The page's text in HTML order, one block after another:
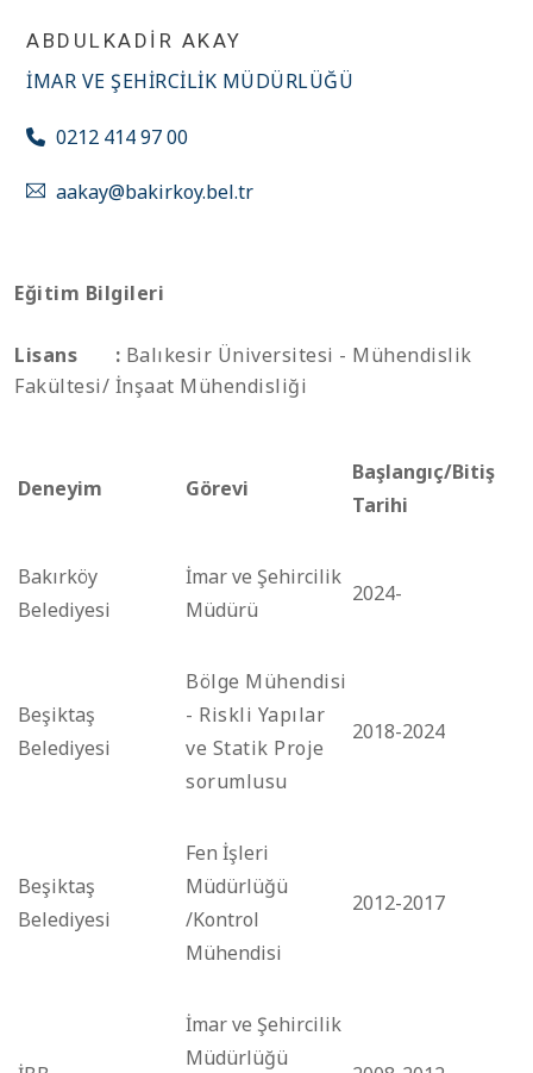
ABDULKADIR AKAY
İMAR VE ŞEHIRCILIK MÜDÜRLÜĞÜ
0212 414 97 00
aakay@bakirkoy.bel.tr
Eğitim Bilgileri
Lisans : Balıkesir Üniversitesi - Mühendislik
Fakültesi/ İnşaat Mühendisliği
Deneyim Görevi
Başlangıç/Bitiş
Tarihi
Bakırköy
Belediyesi
İmar ve Şehircilik
Müdürü
2024-
Beşiktaş
Belediyesi
Bölge Mühendisi
- Riskli Yapılar
ve Statik Proje
sorumlusu
2018-2024
Beşiktaş
Belediyesi
Fen İşleri
Müdürlüğü
/Kontrol
Mühendisi
2012-2017
İmar ve Şehircilik
Müdürlüğü